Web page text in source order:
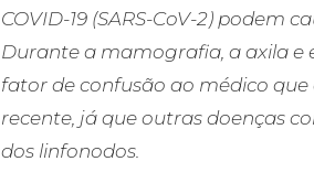
COVID-19 (SARS-CoV-2) podem
Durante a mamografia, a axila e
fator de confusão ao médico
recente, já que outras doenças
dos linfonodos.